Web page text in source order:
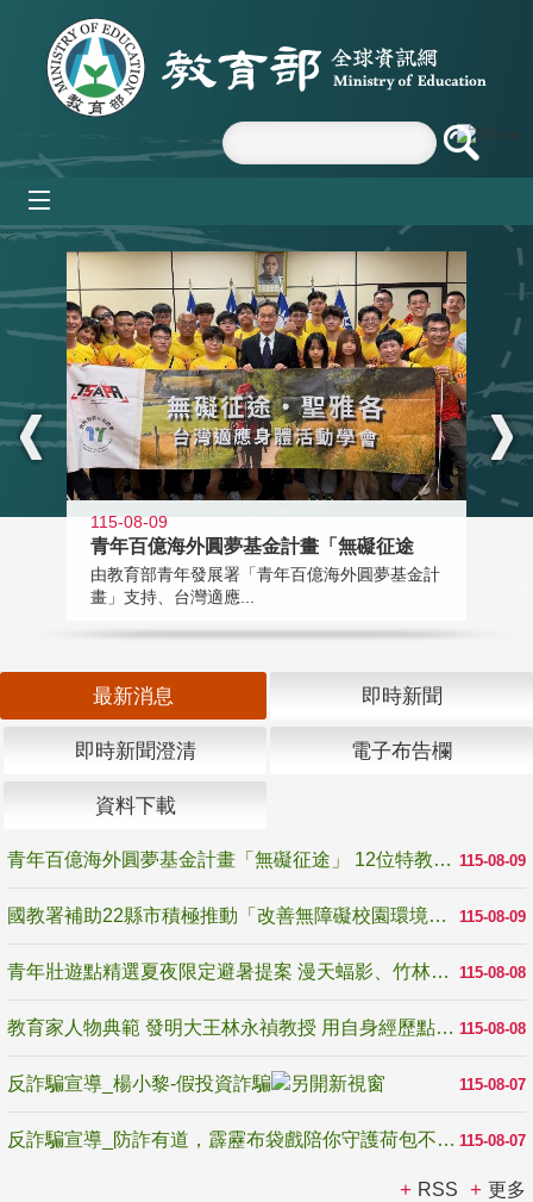
跳到主要內容區塊
:::
115-08-09
青年百億海外圓夢基金計畫「無礙征途
由教育部青年發展署「青年百億海外圓夢基金計
畫」支持、台灣適應...
最新消息 即時新聞
即時新聞澄清 電子布告欄
資料下載
115-08-09
青年百億海外圓夢基金計畫「無礙征途」 12位特教與弱勢青年勇闖西班牙 跨越感官限制見證生命蛻變
115-08-09
國教署補助22縣市積極推動「改善無障礙校園環境計畫」 打造友善、安全、無礙學習空間
115-08-08
青年壯遊點精選夏夜限定避暑提案 漫天蝠影、竹林尋蛙、茶香夜觀 邀青年暮色出發
115-08-08
教育家人物典範 發明大王林永禎教授 用自身經歷點亮學生的路
115-08-07
反詐騙宣導_楊小黎-假投資詐騙
115-08-07
反詐騙宣導_防詐有道，霹靂布袋戲陪你守護荷包不受騙
RSS 更多